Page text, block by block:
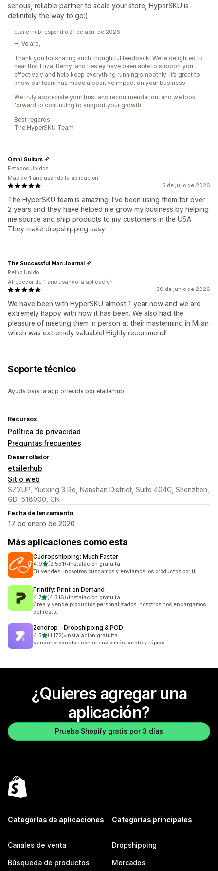
serious, reliable partner to scale your store, HyperSKU is
definitely the way to go:)
etailerhub respondió 21 de abril de 2026
Hi Velaro,
Thank you for sharing such thoughtful feedback! We’re delighted to
hear that Eliza, Remy, and Lesley have been able to support you
effectively and help keep everything running smoothly. It’s great to
know our team has made a positive impact on your business.
We truly appreciate your trust and recommendation, and we look
forward to continuing to support your growth.
Best regards,
The HyperSKU Team
5 de julio de 2026
The HyperSKU team is amazing! I've been using them for over
2 years and they have helped me grow my business by helping
me source and ship products to my customers in the USA.
They make dropshipping easy.
Omni Guitars
Estados Unidos
Más de 1 año usando la aplicación
30 de junio de 2026
We have been with HyperSKU almost 1 year now and we are
extremely happy with how it has been. We also had the
pleasure of meeting them in person at their mastermind in Milan
which was extremely valuable! Highly recommend!
The Successful Man Journal
Reino Unido
Alrededor de 1 año usando la aplicación
Soporte técnico
Ayuda para la app ofrecida por etailerhub.
Recursos
Política de privacidad
Preguntas frecuentes
Desarrollador
etailerhub
Sitio web
SZVUP, Yuexing 3 Rd, Nanshan District, Suite 404C, Shenzhen,
GD, 518000, CN
Fecha de lanzamiento
17 de enero de 2020
Más aplicaciones como esta
CJdropshipping: Much Faster
4.9de 5 estrellas
(2,551)
2551 reseñas en total
•Instalación gratuita
Tú vendes, ¡nosotros buscamos y enviamos los productos por ti!
Printify: Print on Demand
4.7de 5 estrellas
(4,316)
4316 reseñas en total
•Instalación gratuita
Crea y vende productos personalizados, nosotros nos encargamos
del resto.
Zendrop ‑ Dropshipping & POD
4.5de 5 estrellas
(1,172)
1172 reseñas en total
•Instalación gratuita
Vender productos con el envío más barato y rápido
¿Quieres agregar una
aplicación?
Prueba Shopify gratis por 3 días
Categorías de aplicaciones
Canales de venta
Búsqueda de productos
Categorías principales
Dropshipping
Mercados